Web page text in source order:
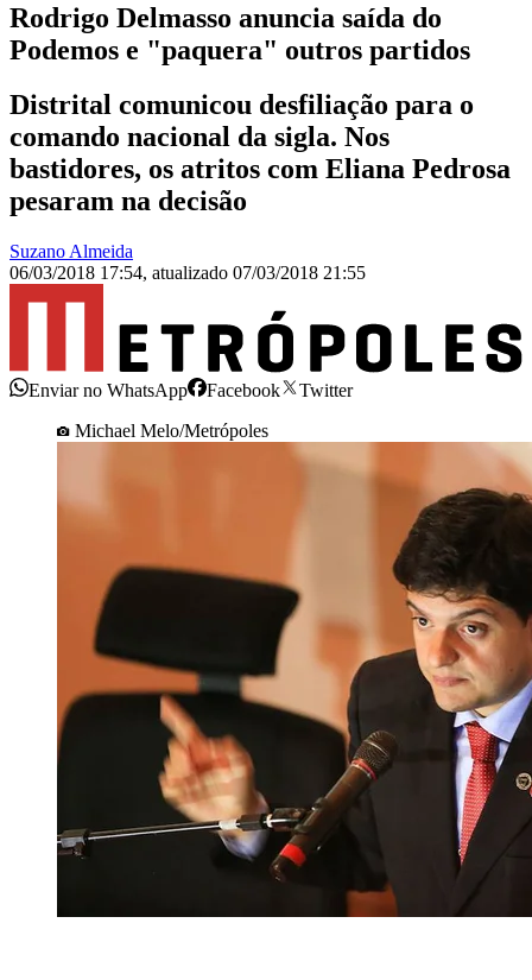
Rodrigo Delmasso anuncia saída do
Podemos e "paquera" outros partidos
Distrital comunicou desfiliação para o
comando nacional da sigla. Nos
bastidores, os atritos com Eliana Pedrosa
pesaram na decisão
Suzano Almeida
06/03/2018 17:54, atualizado 07/03/2018 21:55
Enviar no WhatsApp Facebook
Twitter
Michael Melo/Metrópoles